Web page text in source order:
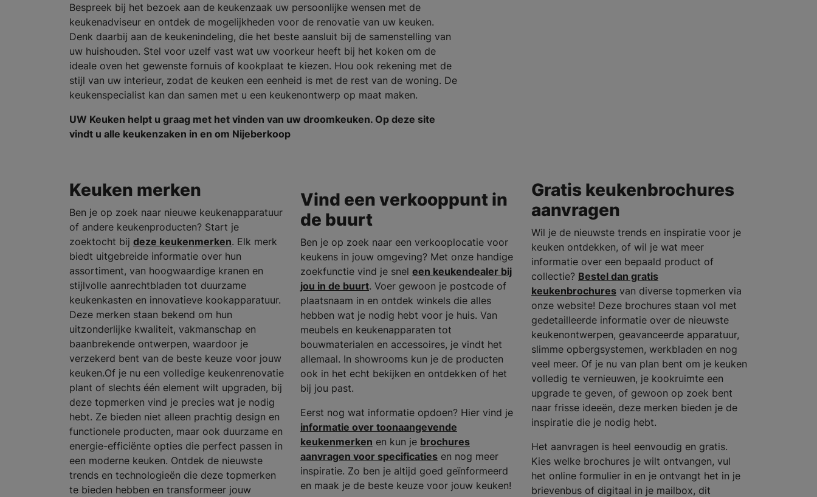
Bespreek bij het bezoek aan de keukenzaak uw persoonlijke wensen met de
keukenadviseur en ontdek de mogelijkheden voor de renovatie van uw keuken.
Denk daarbij aan de keukenindeling, die het beste aansluit bij de samenstelling van
uw huishouden. Stel voor uzelf vast wat uw voorkeur heeft bij het koken om de
ideale oven het gewenste fornuis of kookplaat te kiezen. Hou ook rekening met de
stijl van uw interieur, zodat de keuken een eenheid is met de rest van de woning. De
keukenspecialist kan dan samen met u een keukenontwerp op maat maken.
UW Keuken helpt u graag met het vinden van uw droomkeuken. Op deze site
vindt u alle keukenzaken in en om Nijeberkoop
Keuken merken
Ben je op zoek naar nieuwe keukenapparatuur
of andere keukenproducten? Start je
zoektocht bij deze keukenmerken. Elk merk
biedt uitgebreide informatie over hun
assortiment, van hoogwaardige kranen en
stijlvolle aanrechtbladen tot duurzame
keukenkasten en innovatieve kookapparatuur.
Deze merken staan bekend om hun
uitzonderlijke kwaliteit, vakmanschap en
baanbrekende ontwerpen, waardoor je
verzekerd bent van de beste keuze voor jouw
keuken.Of je nu een volledige keukenrenovatie
plant of slechts één element wilt upgraden, bij
deze topmerken vind je precies wat je nodig
hebt. Ze bieden niet alleen prachtig design en
functionele producten, maar ook duurzame en
energie-efficiënte opties die perfect passen in
een moderne keuken. Ontdek de nieuwste
trends en technologieën die deze topmerken
te bieden hebben en transformeer jouw
Vind een verkooppunt in
de buurt
Ben je op zoek naar een verkooplocatie voor
keukens in jouw omgeving? Met onze handige
zoekfunctie vind je snel een keukendealer bij
jou in de buurt. Voer gewoon je postcode of
plaatsnaam in en ontdek winkels die alles
hebben wat je nodig hebt voor je huis. Van
meubels en keukenapparaten tot
bouwmaterialen en accessoires, je vindt het
allemaal. In showrooms kun je de producten
ook in het echt bekijken en ontdekken of het
bij jou past.
Eerst nog wat informatie opdoen? Hier vind je
informatie over toonaangevende
keukenmerken en kun je brochures
aanvragen voor specificatiesen nog meer
inspiratie. Zo ben je altijd goed geïnformeerd
en maak je de beste keuze voor jouw keuken!
Gratis keukenbrochures
aanvragen
Wil je de nieuwste trends en inspiratie voor je
keuken ontdekken, of wil je wat meer
informatie over een bepaald product of
collectie? Bestel dan gratis
keukenbrochuresvan diverse topmerken via
onze website! Deze brochures staan vol met
gedetailleerde informatie over de nieuwste
keukenontwerpen, geavanceerde apparatuur,
slimme opbergsystemen, werkbladen en nog
veel meer. Of je nu van plan bent om je keuken
volledig te vernieuwen, je kookruimte een
upgrade te geven, of gewoon op zoek bent
naar frisse ideeën, deze merken bieden je de
inspiratie die je nodig hebt.
Het aanvragen is heel eenvoudig en gratis.
Kies welke brochures je wilt ontvangen, vul
het online formulier in en je ontvangt het in je
brievenbus of digitaal in je mailbox, dit